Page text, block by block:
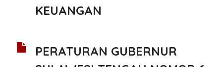
KEUANGAN
PERATURAN GUBERNUR